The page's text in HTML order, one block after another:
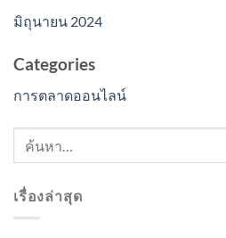
มิถุนายน 2024
Categories
การตลาดออนไลน์
เรื่องล่าสุด